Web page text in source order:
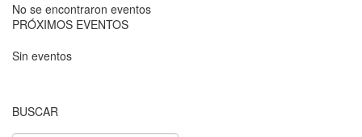
No se encontraron eventos
PRÓXIMOS EVENTOS
Sin eventos
BUSCAR